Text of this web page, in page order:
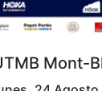
Mont-